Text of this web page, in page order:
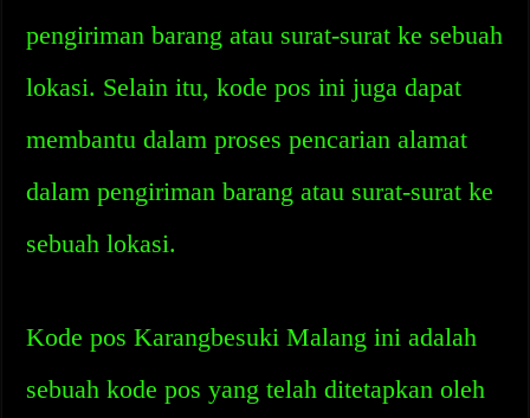
pengiriman barang atau surat-surat ke sebuah
lokasi. Selain itu, kode pos ini juga dapat
membantu dalam proses pencarian alamat
dalam pengiriman barang atau surat-surat ke
sebuah lokasi.
Kode pos Karangbesuki Malang ini adalah
sebuah kode pos yang telah ditetapkan oleh